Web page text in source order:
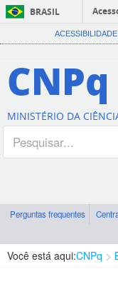
BRASIL
ACESSIBILIDADE
CNPq
MINISTÉRIO DA
Perguntas frequentes
Você está aqui:CNPq